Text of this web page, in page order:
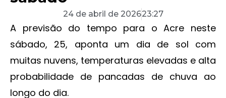
24 de abril de 202623:27
A previsão do tempo para o Acre neste
sábado, 25, aponta um dia de sol com
muitas nuvens, temperaturas elevadas e alta
probabilidade de pancadas de chuva ao
longo do dia.